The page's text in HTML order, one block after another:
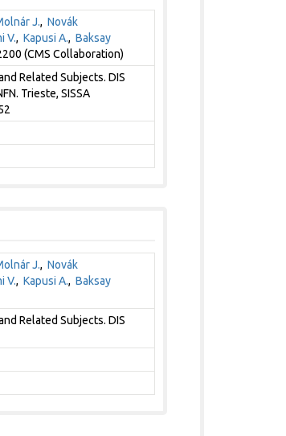
J., Novák
V., Kapusi A., Baksay
(CMS Collaboration)
Related Subjects. DIS
Trieste, SISSA
J., Novák
V., Kapusi A., Baksay
Related Subjects. DIS